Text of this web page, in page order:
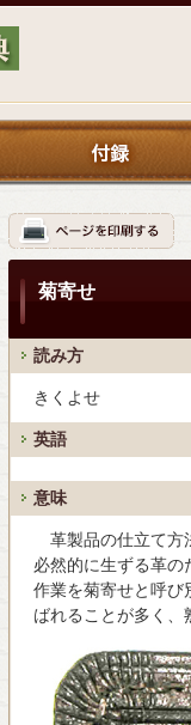
菊寄せ
読み方
きくよせ
英語
意味
革製品の仕立て方
必然的に生ずる革
作業を菊寄せと呼び
ばれることが多く、